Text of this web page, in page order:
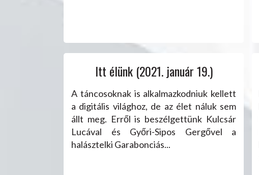
Itt élünk (2021. január 19.)
A táncosoknak is alkalmazkodniuk kellett
a digitális világhoz, de az élet náluk sem
állt meg. Erről is beszélgettünk Kulcsár
Lucával és Győri-Sipos Gergővel a
halásztelki Garabonciás...